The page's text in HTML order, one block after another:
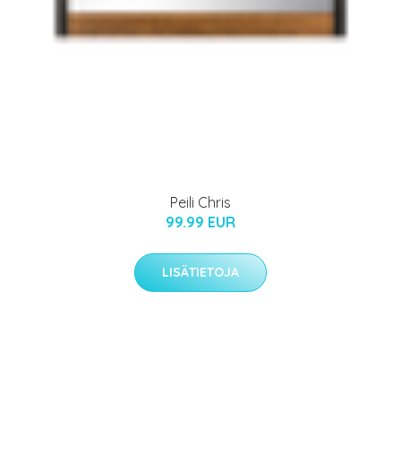
Peili Chris
99.99 EUR
LISÄTIETOJA